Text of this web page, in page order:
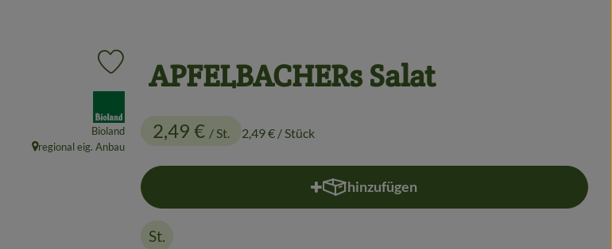
APFELBACHERs Salat
2,49 € / St. 2,49 € / Stück
Produkt zu Favouriten hinzufügen
Bioland
, Herkunft:
regional eig. Anbau
hinzufügen
Produkt zum Warenkorb hinzufügen
St.